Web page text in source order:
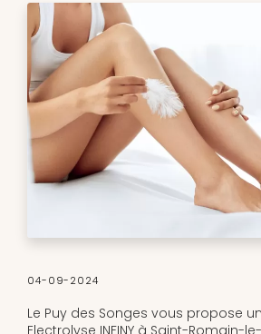
04-09-2024
Le Puy des Songes vous propose
Electrolyse INFINY à Saint-Romain-